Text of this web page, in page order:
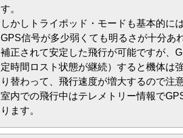
す。
しかしトライポッド・モードも基本的に
GPS信号が多少弱くても明るさが十分あ
補正されて安定した飛行が可能ですが、
定時間ロスト状態が継続）すると機体は
り替わって、飛行速度が増大するので注
室内での飛行中はテレメトリー情報で
ります。